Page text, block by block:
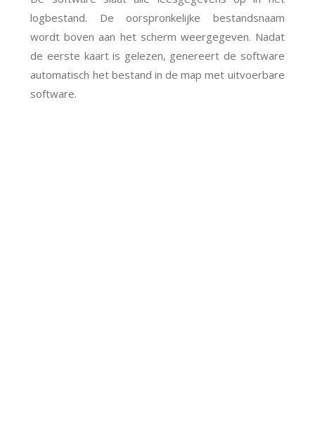
logbestand. De oorspronkelijke bestandsnaam
wordt boven aan het scherm weergegeven. Nadat
de eerste kaart is gelezen, genereert de software
automatisch het bestand in de map met uitvoerbare
software.